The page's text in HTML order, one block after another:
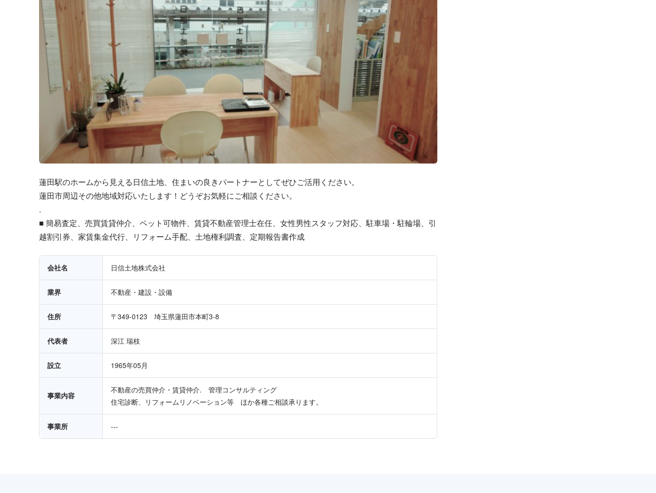
蓮田駅のホームから見える日信土地、住まいの良きパートナーとしてぜひご活用ください。
蓮田市周辺その他地域対応いたします！どうぞお気軽にご相談ください。
.
■ 簡易査定、売買賃貸仲介、ペット可物件、賃貸不動産管理士在任、女性男性スタッフ対応、駐車場・駐輪場、引
越割引券、家賃集金代行、リフォーム手配、土地権利調査、定期報告書作成
会社名 日信土地株式会社
業界 不動産・建設・設備
住所 〒349-0123 埼玉県蓮田市本町3-8
代表者 深江 瑞枝
設立 1965年05月
事業内容
不動産の売買仲介・賃貸仲介. 管理コンサルティング
住宅診断、リフォームリノベーション等 ほか各種ご相談承ります。
事業所 ---